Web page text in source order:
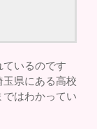
いるのです
県にある高校
はわかってい